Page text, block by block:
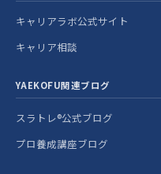
キャリアラボ公式サイト
キャリア相談
YAEKOFU関連ブログ
スラトレ®公式ブログ
プロ養成講座ブログ